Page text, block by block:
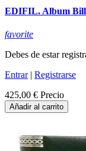
EDIFIL. Album
favorite
Debes de estar
Entrar| Registrarse
425,00 € Precio
Añadir al carrito